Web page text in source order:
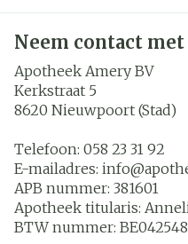
Neem contact met
Apotheek Amery BV
Kerkstraat 5
8620 Nieuwpoort (Stad)
Telefoon: 058 23 31 92
E-mailadres: info@
APB nummer: 381601
Apotheek titularis:
BTW nummer: